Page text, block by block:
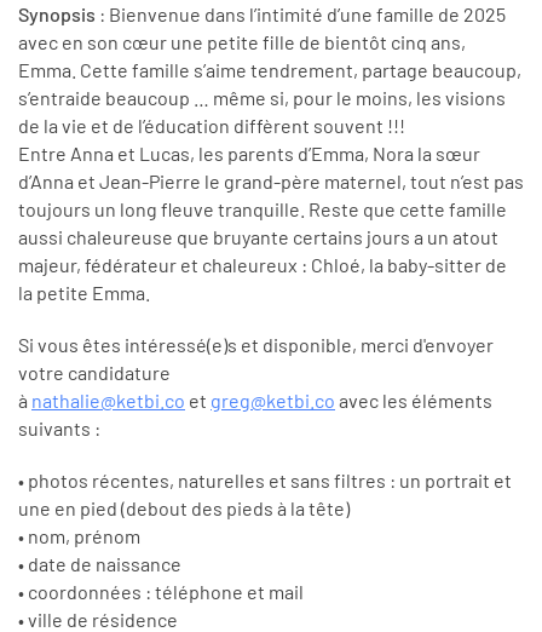
Synopsis : Bienvenue dans l’intimité d’une famille de 2025
avec en son cœur une petite fille de bientôt cinq ans,
Emma. Cette famille s’aime tendrement, partage beaucoup,
s’entraide beaucoup … même si, pour le moins, les visions
de la vie et de l’éducation diffèrent souvent !!!
Entre Anna et Lucas, les parents d’Emma, Nora la sœur
d’Anna et Jean-Pierre le grand-père maternel, tout n’est pas
toujours un long fleuve tranquille. Reste que cette famille
aussi chaleureuse que bruyante certains jours a un atout
majeur, fédérateur et chaleureux : Chloé, la baby-sitter de
la petite Emma.
Si vous êtes intéressé(e)s et disponible, merci d'envoyer
votre candidature
à nathalie@ketbi.co et greg@ketbi.co avec les éléments
suivants :
• photos récentes, naturelles et sans filtres : un portrait et
une en pied (debout des pieds à la tête)
• nom, prénom
• date de naissance
• coordonnées : téléphone et mail
• ville de résidence